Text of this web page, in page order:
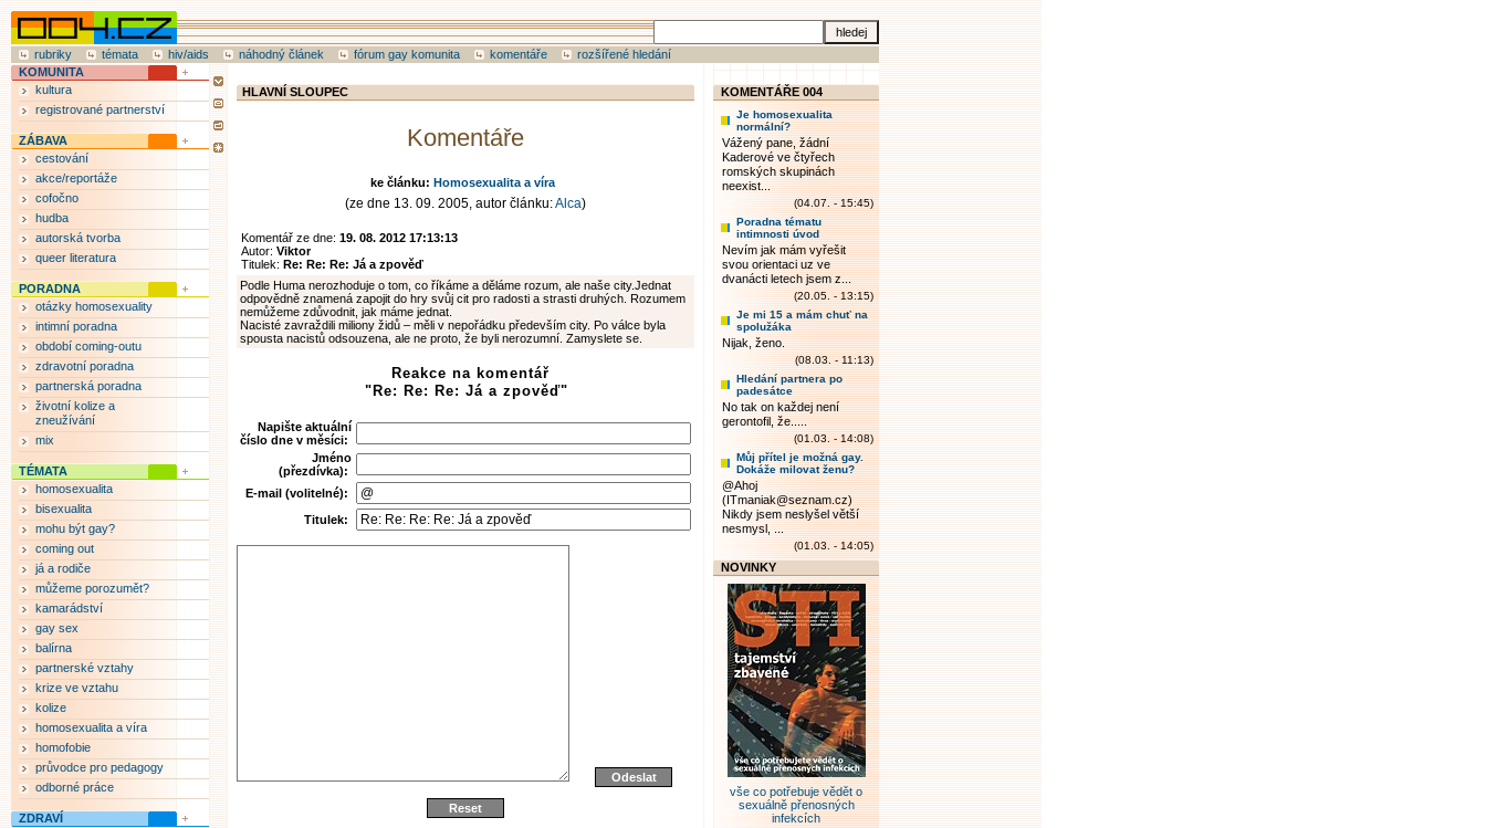
rubriky témata hiv/aids náhodný článek fórum gay komunita komentáře rozšířené hledání
HLAVNÍ SLOUPEC
Komentáře
ke článku: Homosexualita a víra
(ze dne 13. 09. 2005, autor článku:Alca)
Komentář ze dne: 19. 08. 2012 17:13:13
Autor: Viktor
Titulek: Re: Re: Re: Já a zpověď
Podle Huma nerozhoduje o tom, co říkáme a děláme rozum, ale naše city.Jednat
odpovědně znamená zapojit do hry svůj cit pro radosti a strasti druhých. Rozumem
nemůžeme zdůvodnit, jak máme jednat.
Nacisté zavraždili miliony židů – měli v nepořádku především city. Po válce byla
spousta nacistů odsouzena, ale ne proto, že byli nerozumní. Zamyslete se.
Reakce na komentář
"Re: Re: Re: Já a zpověď"
Napište aktuální
číslo dne v měsíci:
Jméno
(přezdívka):
E-mail (volitelné):
Titulek:
KOMUNITA
kultura
registrované partnerství
ZÁBAVA
cestování
akce/reportáže
cofočno
hudba
autorská tvorba
queer literatura
PORADNA
otázky homosexuality
intimní poradna
období coming-outu
zdravotní poradna
partnerská poradna
životní kolize a
zneužívání
mix
TÉMATA
homosexualita
bisexualita
mohu být gay?
coming out
já a rodiče
můžeme porozumět?
kamarádství
gay sex
balírna
partnerské vztahy
krize ve vztahu
kolize
homosexualita a víra
homofobie
průvodce pro pedagogy
odborné práce
ZDRAVÍ
KOMENTÁŘE 004
Je homosexualita
normální?
Vážený pane, žádní
Kaderové ve čtyřech
romských skupinách
neexist...
(04.07. - 15:45)
Poradna tématu
intimnosti úvod
Nevím jak mám vyřešit
svou orientaci uz ve
dvanácti letech jsem z...
(20.05. - 13:15)
Je mi 15 a mám chuť na
spolužáka
Nijak, ženo.
(08.03. - 11:13)
Hledání partnera po
padesátce
No tak on každej není
gerontofil, že.....
(01.03. - 14:08)
Můj přítel je možná gay.
Dokáže milovat ženu?
@Ahoj
(ITmaniak@seznam.cz)
Nikdy jsem neslyšel větší
nesmysl, ...
(01.03. - 14:05)
NOVINKY
vše co potřebuje vědět o
sexuálně přenosných
infekcích